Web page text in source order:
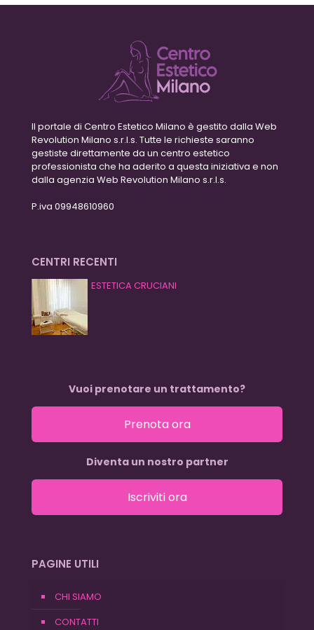
Il portale di Centro Estetico Milano è gestito dalla Web
Revolution Milano s.r.l.s. Tutte le richieste saranno
gestiste direttamente da un centro estetico
professionista che ha aderito a questa iniziativa e non
dalla agenzia Web Revolution Milano s.r.l.s.
P.iva 09948610960
CENTRI RECENTI
ESTETICA CRUCIANI
Vuoi prenotare un trattamento?
Prenota ora
Diventa un nostro partner
Iscriviti ora
PAGINE UTILI
CHI SIAMO
CONTATTI